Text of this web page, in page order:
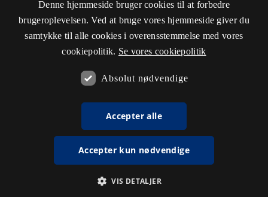
Denne hjemmeside bruger cookies til at forbedre
brugeroplevelsen. Ved at bruge vores hjemmeside giver du
samtykke til alle cookies i overensstemmelse med vores
cookiepolitik. Se vores cookiepolitik
Absolut nødvendige
Accepter alle
Accepter kun nødvendige
VIS DETALJER